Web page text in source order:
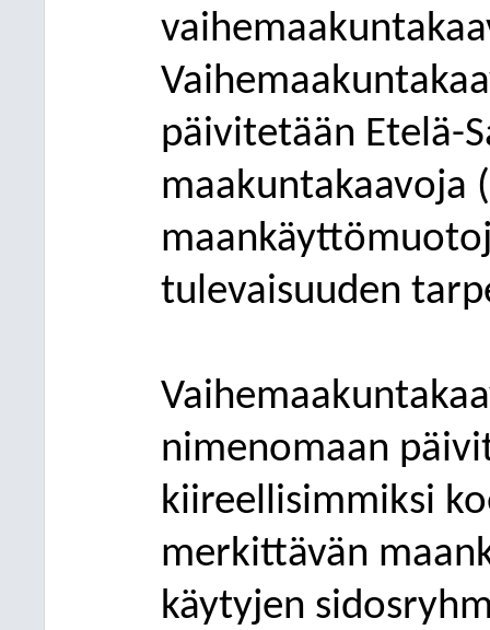
päivitetään Etelä-
maakuntakaavoja
tulevaisuuden
nimenomaan
kiireellisimmiksi
merkittävän
käytyjen